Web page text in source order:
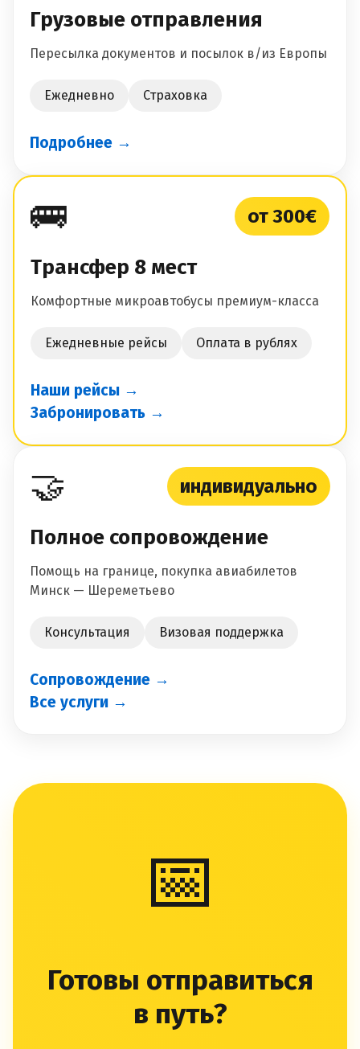
Грузовые отправления
Пересылка документов и посылок в/из Европы
Ежедневно Страховка
Подробнее →
🚌 от 300€
Трансфер 8 мест
Комфортные микроавтобусы премиум-класса
Ежедневные рейсы Оплата в рублях
Наши рейсы →
Забронировать →
🤝 индивидуально
Полное сопровождение
Помощь на границе, покупка авиабилетов
Минск — Шереметьево
Консультация Визовая поддержка
Сопровождение →
Все услуги →
📅
Готовы отправиться
в путь?